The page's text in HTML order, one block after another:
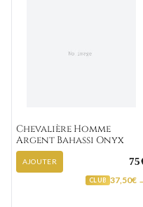
Chevalière Homme
Argent Bahassi Onyx
AJOUTER
CLUB 37,50€